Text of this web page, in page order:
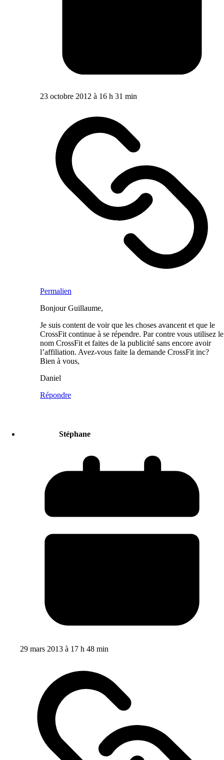
23 octobre 2012 à 16 h 31 min
Permalien
Bonjour Guillaume,
Je suis content de voir que les choses avancent et que le
CrossFit continue à se répendre. Par contre vous utilisez le
nom CrossFit et faites de la publicité sans encore avoir
l’affiliation. Avez-vous faite la demande CrossFit inc?
Bien à vous,
Daniel
Répondre
Stéphane
29 mars 2013 à 17 h 48 min